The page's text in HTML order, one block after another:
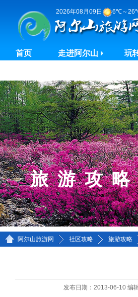
2026年08月09日 6℃～
首页 走进阿尔山 玩
旅游攻
阿尔山旅游网 >> 社区攻略 >> 旅游攻略
发布日期：2013-06-10 编